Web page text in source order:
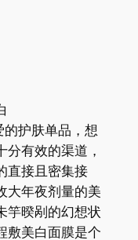
护肤单品，想
有效的渠道，
直接且密集接
大年夜剂量的美
竽暌剐的幻想状
敷美白面膜是个